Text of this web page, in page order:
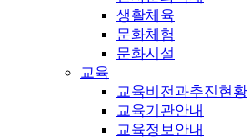
생활체육
문화체험
문화시설
교육
교육비전과추진현황
교육기관안내
교육정보안내